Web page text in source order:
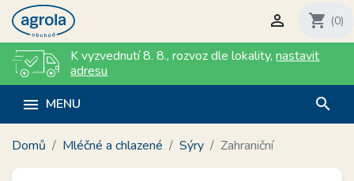
 shopping_cart (0)
K vyzvednutí 8. 8.,rozvoz dle lokality,nastavit
adresu
 MENU search
Domů Mléčné a chlazené Sýry Zahraniční